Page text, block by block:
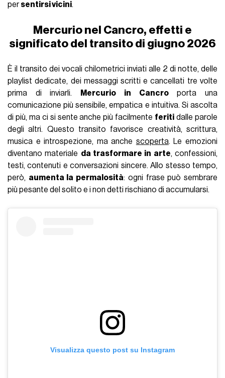
persentirsi vicini.
Mercurio nel Cancro, effetti e
significato del transito di giugno 2026
È il transito dei vocali chilometrici inviati alle 2 di notte, delle
playlist dedicate, dei messaggi scritti e cancellati tre volte
prima di inviarli.
Mercurio in Cancroporta una
comunicazione più sensibile, empatica e intuitiva. Si ascolta
di più, ma ci si sente anche più facilmente feriti dalle parole
degli altri. Questo transito favorisce creatività, scrittura,
musica e introspezione, ma anche scoperta. Le emozioni
diventano materiale da trasformare in arte, confessioni,
testi, contenuti e conversazioni sincere. Allo stesso tempo,
però, aumenta la permalosità: ogni frase può sembrare
più pesante del solito e i non detti rischiano di accumularsi.
Visualizza questo post su Instagram